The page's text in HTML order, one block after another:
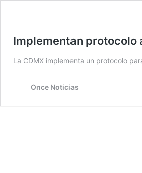
Implementan protocolo
La CDMX implementa un protocolo
Once Noticias